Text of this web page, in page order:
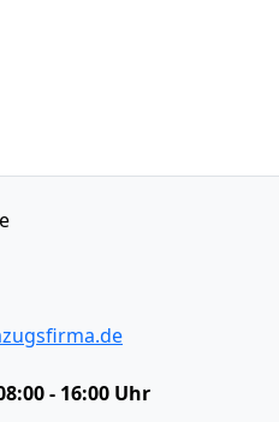
- 16:00 Uhr